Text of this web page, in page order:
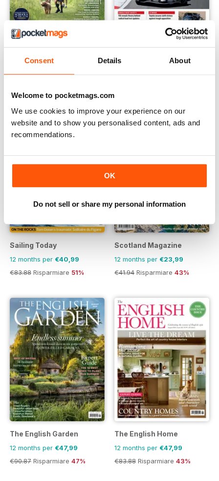
Consent Details About
Welcome to pocketmags.com
We use cookies to improve your experience on our
website and to show you personalised content, ads and
recommendations.
OK
Do not sell or share my personal information
Independent School Parent
12 months per
€95.92Risparmiare75%
Racecar Engineering
12 months per
€41,99
Sailing Today
12 months per €40,99
€83.88 Risparmiare 51%
Scotland Magazine
12 months per €23,99
€41.94 Risparmiare 43%
The English Garden
12 months per €47,99
€90.87 Risparmiare 47%
The English Home
12 months per €47,99
€83.88 Risparmiare 43%